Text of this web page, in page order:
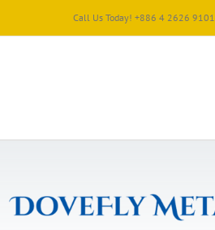
Call Us Today! +886 4 2626 9101